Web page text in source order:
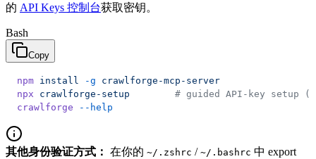
的 API Keys 控制台获取密钥。
Bash
Copy
npm install -g crawlforge-mcp-server
npx crawlforge-setup
# guided API-key setup
crawlforge --help
其他身份验证方式： 在你的 ~/.zshrc / ~/.bashrc 中 export